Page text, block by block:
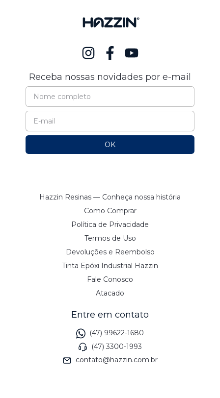
Receba nossas novidades por e-mail
Hazzin Resinas — Conheça nossa história
Como Comprar
Política de Privacidade
Termos de Uso
Devoluções e Reembolso
Tinta Epóxi Industrial Hazzin
Fale Conosco
Atacado
Entre em contato
(47) 99622-1680
(47) 3300-1993
contato@hazzin.com.br